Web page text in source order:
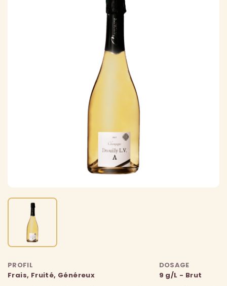
PROFIL
Frais, Fruité, Généreux
DOSAGE
9 g/L - Brut